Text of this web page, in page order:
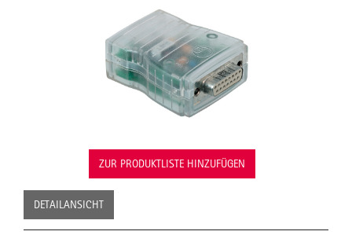
ZUR PRODUKTLISTE HINZUFÜGEN
DETAILANSICHT